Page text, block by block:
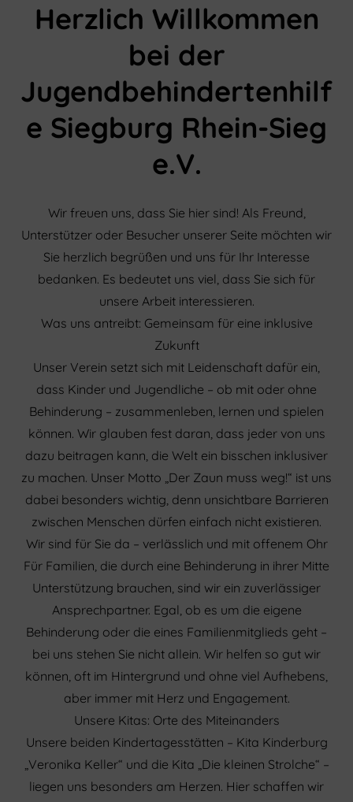
Herzlich Willkommen
bei der
Jugendbehindertenhilf
e Siegburg Rhein-Sieg
e.V.
Wir freuen uns, dass Sie hier sind! Als Freund,
Unterstützer oder Besucher unserer Seite möchten wir
Sie herzlich begrüßen und uns für Ihr Interesse
bedanken. Es bedeutet uns viel, dass Sie sich für
unsere Arbeit interessieren.
Was uns antreibt: Gemeinsam für eine inklusive
Zukunft
Unser Verein setzt sich mit Leidenschaft dafür ein,
dass Kinder und Jugendliche – ob mit oder ohne
Behinderung – zusammenleben, lernen und spielen
können. Wir glauben fest daran, dass jeder von uns
dazu beitragen kann, die Welt ein bisschen inklusiver
zu machen. Unser Motto „Der Zaun muss weg!“ ist uns
dabei besonders wichtig, denn unsichtbare Barrieren
zwischen Menschen dürfen einfach nicht existieren.
Wir sind für Sie da – verlässlich und mit offenem Ohr
Für Familien, die durch eine Behinderung in ihrer Mitte
Unterstützung brauchen, sind wir ein zuverlässiger
Ansprechpartner. Egal, ob es um die eigene
Behinderung oder die eines Familienmitglieds geht –
bei uns stehen Sie nicht allein. Wir helfen so gut wir
können, oft im Hintergrund und ohne viel Aufhebens,
aber immer mit Herz und Engagement.
Unsere Kitas: Orte des Miteinanders
Unsere beiden Kindertagesstätten – Kita Kinderburg
„Veronika Keller“ und die Kita „Die kleinen Strolche“ –
liegen uns besonders am Herzen. Hier schaffen wir